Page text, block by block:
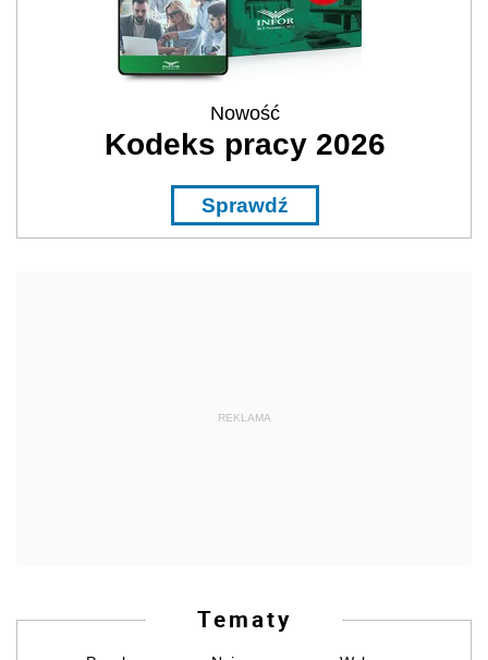
Nowość
Kodeks pracy 2026
Sprawdź
REKLAMA
Tematy